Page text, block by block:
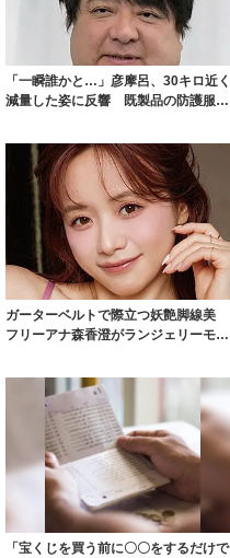
「一瞬誰かと…」彦摩呂、30キロ近く
減量した姿に反響 既製品の防護服が
ガーターベルトで際立つ妖艶脚線美
フリーアナ森香澄がランジェリーモデ
「宝くじを買う前に〇〇をするだけで